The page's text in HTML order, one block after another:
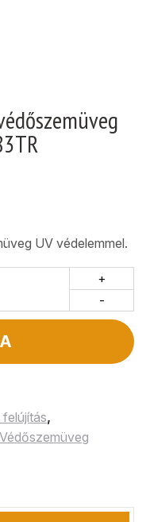
UV védelemmel.
-
+
felújítás,
Védőszemüveg